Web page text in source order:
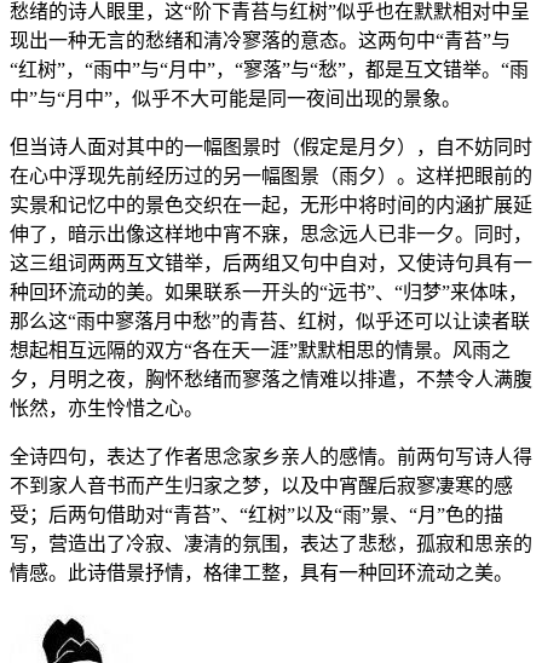
愁绪的诗人眼里，这“阶下青苔与红树”似乎也在默默相对中呈
现出一种无言的愁绪和清冷寥落的意态。这两句中“青苔”与
“红树”，“雨中”与“月中”，“寥落”与“愁”，都是互文错举。“雨
中”与“月中”，似乎不大可能是同一夜间出现的景象。
但当诗人面对其中的一幅图景时（假定是月夕），自不妨同时
在心中浮现先前经历过的另一幅图景（雨夕）。这样把眼前的
实景和记忆中的景色交织在一起，无形中将时间的内涵扩展延
伸了，暗示出像这样地中宵不寐，思念远人已非一夕。同时，
这三组词两两互文错举，后两组又句中自对，又使诗句具有一
种回环流动的美。如果联系一开头的“远书”、“归梦”来体味，
那么这“雨中寥落月中愁”的青苔、红树，似乎还可以让读者联
想起相互远隔的双方“各在天一涯”默默相思的情景。风雨之
夕，月明之夜，胸怀愁绪而寥落之情难以排遣，不禁令人满腹
怅然，亦生怜惜之心。
全诗四句，表达了作者思念家乡亲人的感情。前两句写诗人得
不到家人音书而产生归家之梦，以及中宵醒后寂寥凄寒的感
受；后两句借助对“青苔”、“红树”以及“雨”景、“月”色的描
写，营造出了冷寂、凄清的氛围，表达了悲愁，孤寂和思亲的
情感。此诗借景抒情，格律工整，具有一种回环流动之美。